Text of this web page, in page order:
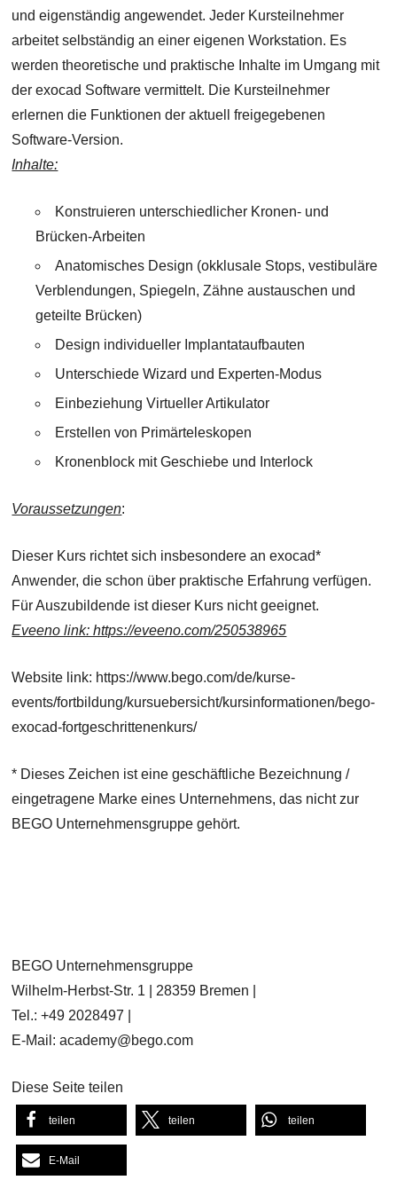
und eigenständig angewendet. Jeder Kursteilnehmer
arbeitet selbständig an einer eigenen Workstation. Es
werden theoretische und praktische Inhalte im Umgang mit
der exocad Software vermittelt. Die Kursteilnehmer
erlernen die Funktionen der aktuell freigegebenen
Software-Version.
Inhalte:
Konstruieren unterschiedlicher Kronen- und
Brücken-Arbeiten
Anatomisches Design (okklusale Stops, vestibuläre
Verblendungen, Spiegeln, Zähne austauschen und
geteilte Brücken)
Design individueller Implantataufbauten
Unterschiede Wizard und Experten-Modus
Einbeziehung Virtueller Artikulator
Erstellen von Primärteleskopen
Kronenblock mit Geschiebe und Interlock
Voraussetzungen:
Dieser Kurs richtet sich insbesondere an exocad*
Anwender, die schon über praktische Erfahrung verfügen.
Für Auszubildende ist dieser Kurs nicht geeignet.
Eveeno link: https://eveeno.com/250538965
Website link: https://www.bego.com/de/kurse-
events/fortbildung/kursuebersicht/kursinformationen/bego-
exocad-fortgeschrittenenkurs/
* Dieses Zeichen ist eine geschäftliche Bezeichnung /
eingetragene Marke eines Unternehmens, das nicht zur
BEGO Unternehmensgruppe gehört.
BEGO Unternehmensgruppe
Wilhelm-Herbst-Str. 1 | 28359 Bremen |
Tel.: +49 2028497 |
E-Mail: academy@bego.com
Diese Seite teilen
teilen teilen teilen
E-Mail